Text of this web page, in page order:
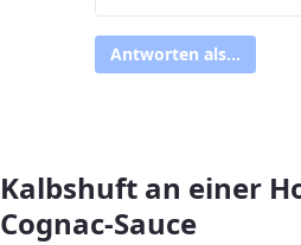
Antworten als...
Kalbshuft an einer
Cognac-Sauce